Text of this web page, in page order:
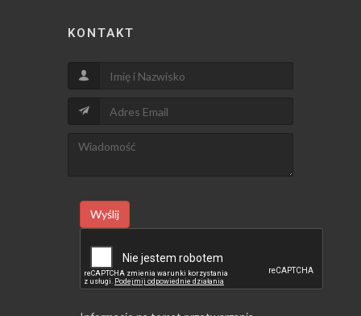
KONTAKT
Wyślij